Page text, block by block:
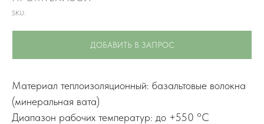
SKU:
ДОБАВИТЬ В ЗАПРОС
Материал теплоизоляционный: базальтовые волокна
(минеральная вата)
Диапазон рабочих температур: до +550 °C